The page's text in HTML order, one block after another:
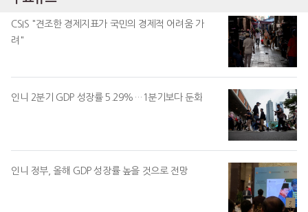
CSIS "견조한 경제지표가 국민의 경제적 어려움 가
려"
인니 2분기 GDP 성장률 5.29%…1분기보다 둔화
인니 정부, 올해 GDP 성장률 높을 것으로 전망